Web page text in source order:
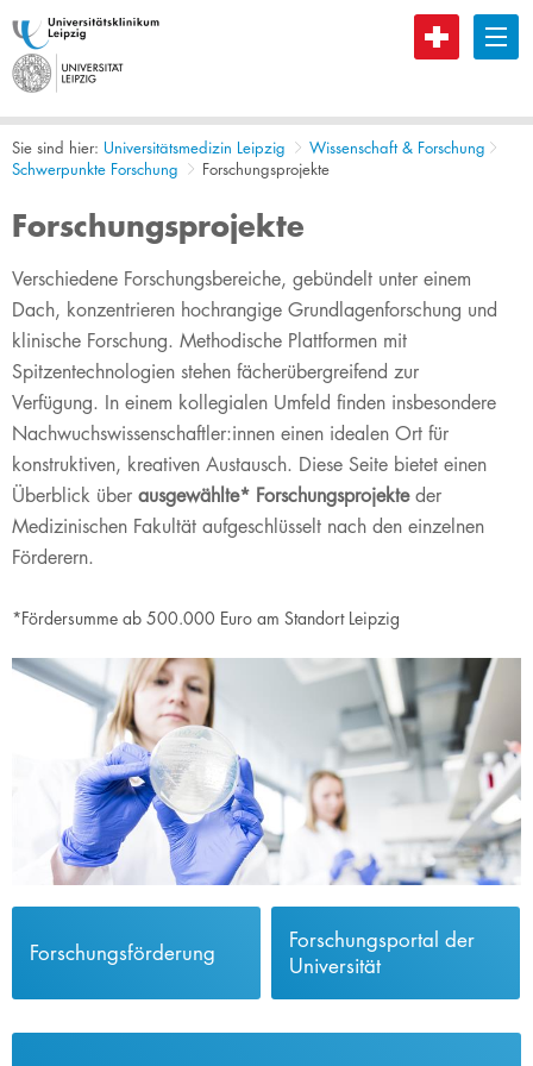
B
Sie sind hier: Universitätsmedizin Leipzig
Wissenschaft & Forschung
Schwerpunkte Forschung
Forschungsprojekte
Forschungsprojekte
​​​​​​​​​​​​​​​​​​​​​​​​​​​​​​​​​​​​​​​​​​​​​​​​​​​​​​​​​​​​​​​​​​​​​​​Verschiedene Forschungsbereiche, gebündelt unter einem
Dach, konzentrieren hochrangige Grundlagenforschung und
klinische Forschung. Methodische Plattformen mit
Spitzentechnologien stehen fächerübergreifend zur
Verfügung. In einem kollegialen Umfeld finden insbesondere
Nachwuchswissenschaftler:innen einen idealen Ort für
konstruktiven, kreativen Austausch. Diese Seite bietet einen
Überblick über ausgewählte* Forschungsprojekteder
Medizinischen Fakultät aufgeschlüsselt nach den einzelnen
Förderern.​​
*Fördersumme ab 500.000 Euro am Standort Leipzig
Forschungsförderung
Forschungsportal der
Universität